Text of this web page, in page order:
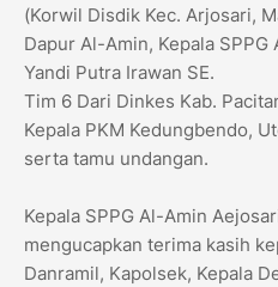
(Korwil Disdik Kec. Arjosari,
Dapur Al-Amin, Kepala
Yandi Putra Irawan SE.
Tim 6 Dari Dinkes Kab.
Kepala PKM Kedungbendo,
serta tamu undangan.
Kepala SPPG Al-Amin
mengucapkan terima kasih
Danramil, Kapolsek, Kepala